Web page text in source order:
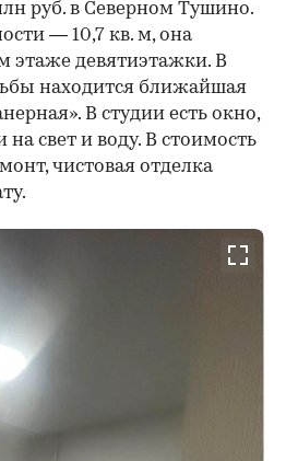
руб. в Северном Тушино.
— 10,7 кв. м, она
этаже девятиэтажки. В
находится ближайшая
В студии есть окно,
свет и воду. В стоимость
чистовая отделка